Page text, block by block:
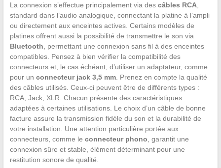
La connexion s’effectue principalement via des câbles RCA,
standard dans l’audio analogique, connectant la platine à l’ampli
ou directement aux enceintes actives. Certains modèles de
platines offrent aussi la possibilité de transmettre le son via
Bluetooth , permettant une connexion sans fil à des enceintes
compatibles. Pensez à bien vérifier la compatibilité des
connecteurs et, le cas échéant, d’utiliser un adaptateur, comme
pour un connecteur jack 3,5 mm. Prenez en compte la qualité
des câbles utilisés. Ceux-ci peuvent être de différents types :
RCA, Jack, XLR. Chacun présente des caractéristiques
adaptées à certaines utilisations. Le choix d’un câble de bonne
facture assure la transmission fidèle du son et la durabilité de
votre installation. Une attention particulière portée aux
connecteurs, comme le connecteur phono , garantit une
connexion sûre et stable, élément déterminant pour une
restitution sonore de qualité.